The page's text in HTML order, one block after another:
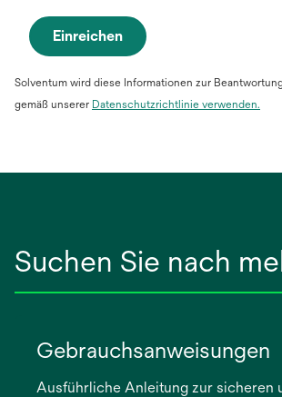
Einreichen
Solventum wird diese Informationen zur
gemäß unserer Datenschutzrichtlinie verwenden.
Suchen Sie nach
Gebrauchsanweisungen
Ausführliche Anleitung zur sicheren